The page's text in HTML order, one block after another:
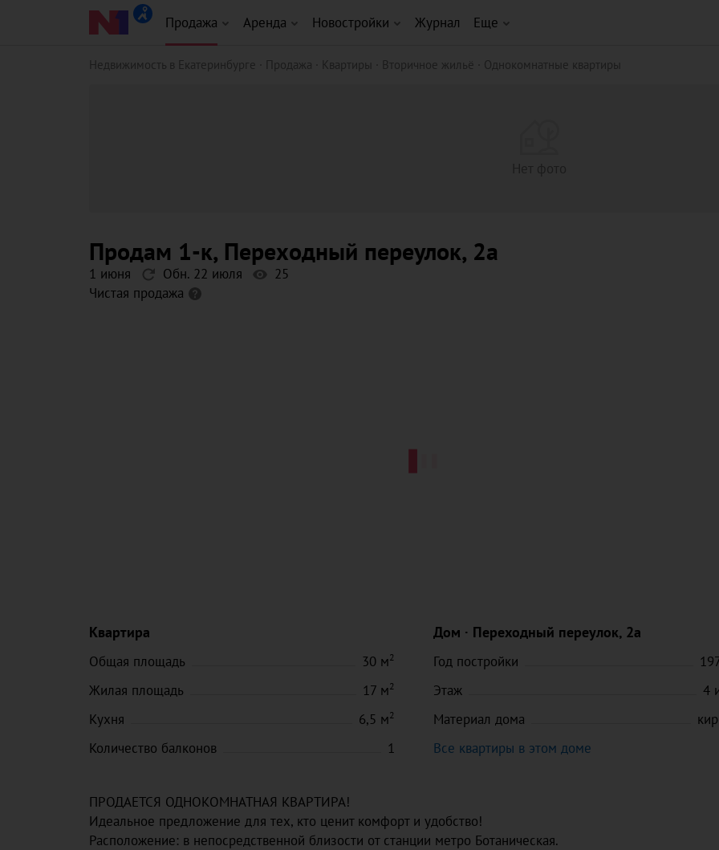
Продажа Аренда Новостройки Журнал Еще
Недвижимость в Екатеринбурге Продажа Квартиры Вторичное жильё Однокомнатные квартиры
продам 1-к, Переходный переулок, 2а
1 июня Обн. 22 июля
25
Чистая продажа
Квартира
Общая площадь 30 м2
Жилая площадь 17 м2
Кухня 6,5 м2
Количество балконов 1
Дом Переходный переулок, 2а
Год постройки
Этаж
4
Материал дома
Все квартиры в этом доме
ПРОДАЕТСЯ ОДНОКОМНАТНАЯ КВАРТИРА!
Идеальное предложение для тех, кто ценит комфорт и удобство!
Расположение: в непосредственной близости от станции метро Ботаническая.